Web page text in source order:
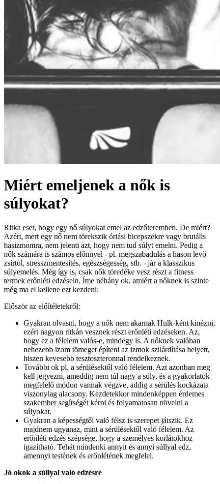
Miért emeljenek a nők is
súlyokat?
Ritka eset, hogy egy nő súlyokat emel az edzőteremben. De miért?
Azért, mert egy nő nem törekszik óriási bicepszekre vagy brutális
hasizmomra, nem jelenti azt, hogy nem tud súlyt emelni. Pedig a
nők számára is számos előnnyel - pl. megszabadulás a hason levő
zsírtól, stresszmentesítés, egészségesség, stb. - jár a klasszikus
súlyemelés. Még így is, csak nők töredéke vesz részt a fitness
termek erőnléti edzésein. Íme néhány ok, amiért a nőknek is szinte
még ma el kellene ezt kezdeni:
Először az előítéletekről:
Gyakran olvasni, hogy a nők nem akarnak Hulk-ként kinézni,
ezért nagyon ritkán vesznek részt erőnléti edzéseken. Az,
hogy ez a félelem valós-e, mindegy is. A nőknek valóban
nehezebb izom tömeget építeni az izmok szilárdítása helyett,
hiszen kevesebb tesztoszteronnal rendelkeznek.
További ok pl. a sérülésektől való félelem. Azt azonban meg
kell jegyezni, ameddig nem túl nagy a súly, és a gyakorlatok
megfelelő módon vannak végzve, addig a sérülés kockázata
viszonylag alacsony. Kezdetekkor mindenképpen érdemes
szakember segítségét kérni és folyamatosan növelni a
súlyokat.
Gyakran a képességtől való félsz is szerepet játszik. Ez
majdnem ugyanaz, mint a sérülésektől való félelem. Az
erőnléti edzés szépsége, hogy a személyes korlátokhoz
igazítható. Tehát mindenki annyit és annyi súllyal edz,
amennyi testének és erőnlétének megfelel.
Jó okok a súllyal való edzésre